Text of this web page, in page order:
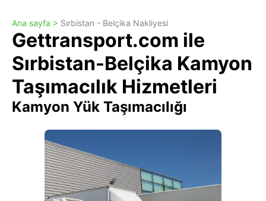
Ana sayfa > Sırbistan - Belçika Nakliyesi
Gettransport.com ile
Sırbistan-Belçika Kamyon
Taşımacılık Hizmetleri
Kamyon Yük Taşımacılığı